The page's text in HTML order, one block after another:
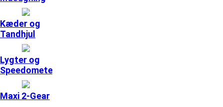
Kæder og
Tandhjul
Lygter og
Speedometer
Maxi 2-Gear